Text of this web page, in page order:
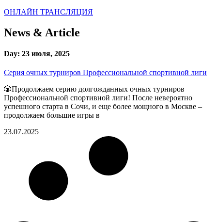
ОНЛАЙН ТРАНСЛЯЦИЯ
News & Article
Day: 23 июля, 2025
Серия очных турниров Профессиональной спортивной лиги
🎲Продолжаем серию долгожданных очных турниров
Профессиональной спортивной лиги! После невероятно
успешного старта в Сочи, и еще более мощного в Москве –
продолжаем большие игры в
23.07.2025